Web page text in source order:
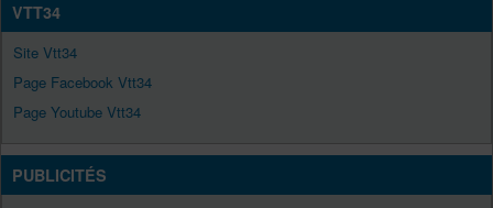
VTT34
Site Vtt34
Page Facebook Vtt34
Page Youtube Vtt34
PUBLICITÉS